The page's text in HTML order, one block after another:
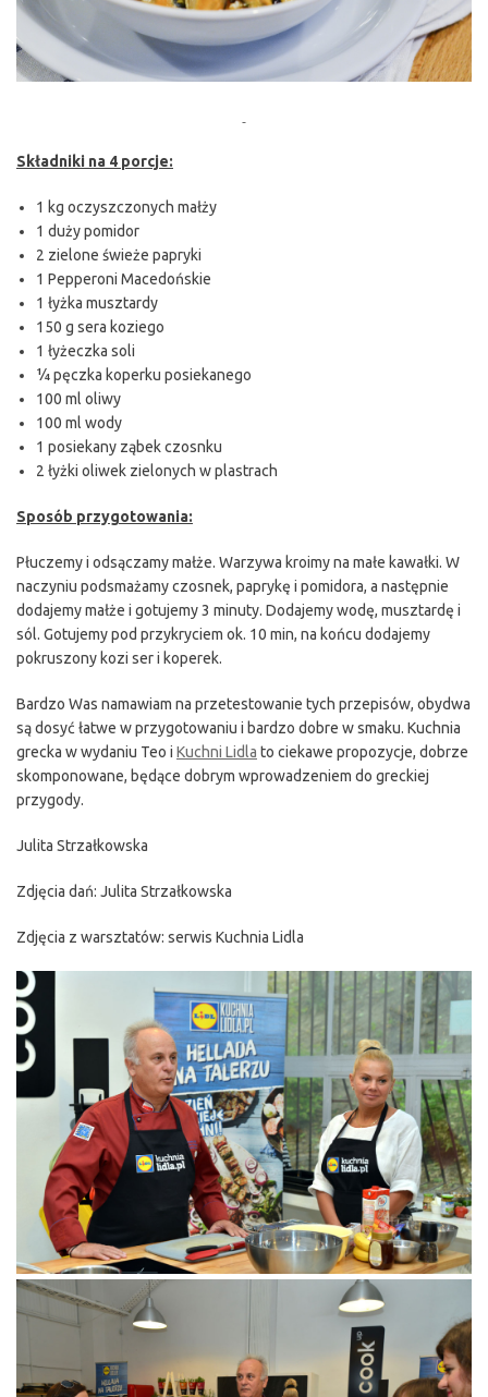
Składniki na 4 porcje:
1 kg oczyszczonych małży
1 duży pomidor
2 zielone świeże papryki
1 Pepperoni Macedońskie
1 łyżka musztardy
150 g sera koziego
1 łyżeczka soli
¼ pęczka koperku posiekanego
100 ml oliwy
100 ml wody
1 posiekany ząbek czosnku
2 łyżki oliwek zielonych w plastrach
Sposób przygotowania:
Płuczemy i odsączamy małże. Warzywa kroimy na małe kawałki. W
naczyniu podsmażamy czosnek, paprykę i pomidora, a następnie
dodajemy małże i gotujemy 3 minuty. Dodajemy wodę, musztardę i
sól. Gotujemy pod przykryciem ok. 10 min, na końcu dodajemy
pokruszony kozi ser i koperek.
Bardzo Was namawiam na przetestowanie tych przepisów, obydwa
są dosyć łatwe w przygotowaniu i bardzo dobre w smaku. Kuchnia
grecka w wydaniu Teo i Kuchni Lidla to ciekawe propozycje, dobrze
skomponowane, będące dobrym wprowadzeniem do greckiej
przygody.
Julita Strzałkowska
Zdjęcia dań: Julita Strzałkowska
Zdjęcia z warsztatów: serwis Kuchnia Lidla